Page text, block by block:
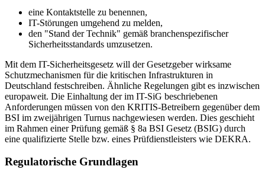
eine Kontaktstelle zu benennen,
IT-Störungen umgehend zu melden,
den "Stand der Technik" gemäß branchenspezifischer
Sicherheitsstandards umzusetzen.
Mit dem IT-Sicherheitsgesetz will der Gesetzgeber wirksame
Schutzmechanismen für die kritischen Infrastrukturen in
Deutschland festschreiben. Ähnliche Regelungen gibt es inzwischen
europaweit. Die Einhaltung der im IT-SiG beschriebenen
Anforderungen müssen von den KRITIS-Betreibern gegenüber dem
BSI im zweijährigen Turnus nachgewiesen werden. Dies geschieht
im Rahmen einer Prüfung gemäß § 8a BSI Gesetz (BSIG) durch
eine qualifizierte Stelle bzw. eines Prüfdienstleisters wie DEKRA.
Regulatorische Grundlagen